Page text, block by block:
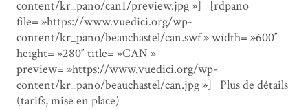
content/kr_pano/can1/preview.jpg »] [rdpano
file= »https://www.vuedici.org/wp-
content/kr_pano/beauchastel/can.swf » width= »600″
height= »280″ title= »CAN »
preview= »https://www.vuedici.org/wp-
content/kr_pano/beauchastel/can.jpg »] Plus de détails
(tarifs, mise en place)